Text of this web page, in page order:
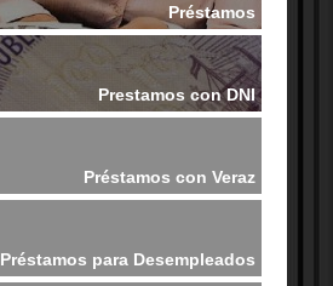
Préstamos
Prestamos con DNI
Préstamos con Veraz
Préstamos para Desempleados